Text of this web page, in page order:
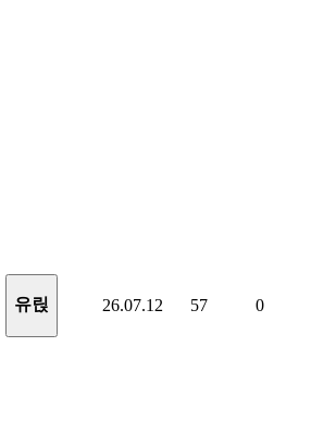
유릱 26.07.12 57 0